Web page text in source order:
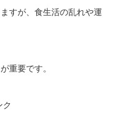
すが、食生活の乱れや運
重要です。
ク